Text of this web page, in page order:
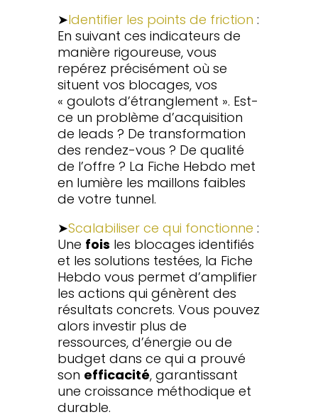
➤Identifier les points de friction :
En suivant ces indicateurs de
manière rigoureuse, vous
repérez précisément où se
situent vos blocages, vos
« goulots d’étranglement ». Est-
ce un problème d’acquisition
de leads ? De transformation
des rendez-vous ? De qualité
de l’offre ? La Fiche Hebdo met
en lumière les maillons faibles
de votre tunnel.
➤Scalabiliser ce qui fonctionne :
Une fois les blocages identifiés
et les solutions testées, la Fiche
Hebdo vous permet d’amplifier
les actions qui génèrent des
résultats concrets. Vous pouvez
alors investir plus de
ressources, d’énergie ou de
budget dans ce qui a prouvé
son efficacité, garantissant
une croissance méthodique et
durable.